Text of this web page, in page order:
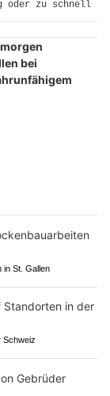
bei
in St. Gallen
Schweiz